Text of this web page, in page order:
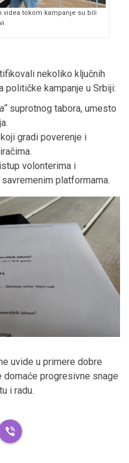
videa tokom kampanje su bili
nekoliko ključnih
političke kampanje u Srbiji:
suprotnog tabora, umesto
gradi poverenje i
volonterima i
platformama.
uvide u primere dobre
progresivne snage
i radu.